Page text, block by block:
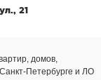
21
домов,
Петербурге и ЛО